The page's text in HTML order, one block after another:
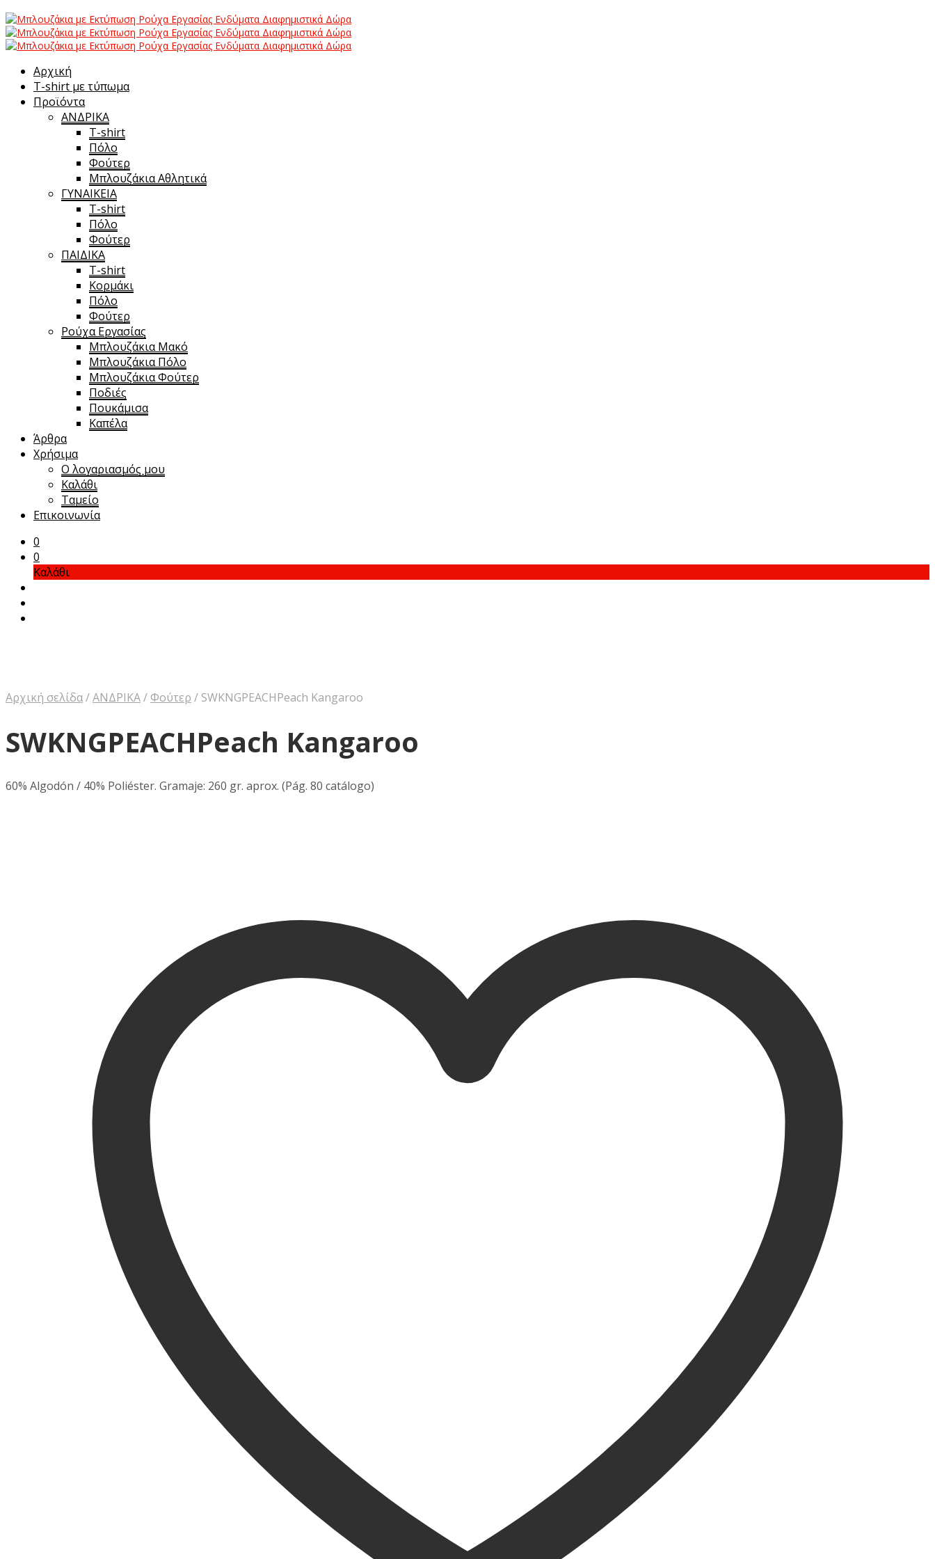
Αρχική
T-shirt με τύπωμα
Προϊόντα
ΑΝΔΡΙΚΑ
T-shirt
Πόλο
Φούτερ
Μπλουζάκια Αθλητικά
ΓΥΝΑΙΚΕΙΑ
T-shirt
Πόλο
Φούτερ
ΠΑΙΔΙΚΑ
T-shirt
Κορμάκι
Πόλο
Φούτερ
Ρούχα Εργασίας
Μπλουζάκια Μακό
Μπλουζάκια Πόλο
Μπλουζάκια Φούτερ
Ποδιές
Πουκάμισα
Καπέλα
Άρθρα
Χρήσιμα
Ο λογαριασμός μου
Καλάθι
Ταμείο
Επικοινωνία
0
0
Καλάθι
Αρχική σελίδα/ΑΝΔΡΙΚΑ/ Φούτερ / SWKNGPEACHPeach Kangaroo
SWKNGPEACHPeach Kangaroo
60% Algodón / 40% Poliéster. Gramaje: 260 gr. aprox. (Pág. 80 catálogo)